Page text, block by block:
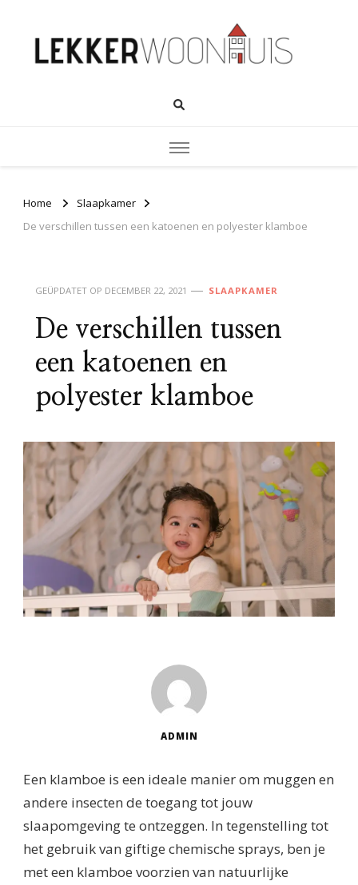
Home
Slaapkamer
De verschillen tussen een katoenen en polyester klamboe
GEÜPDATET OP DECEMBER 22, 2021 SLAAPKAMER
De verschillen tussen
een katoenen en
polyester klamboe
ADMIN
Een klamboe is een ideale manier om muggen en
andere insecten de toegang tot jouw
slaapomgeving te ontzeggen. In tegenstelling tot
het gebruik van giftige chemische sprays, ben je
met een klamboe voorzien van natuurlijke